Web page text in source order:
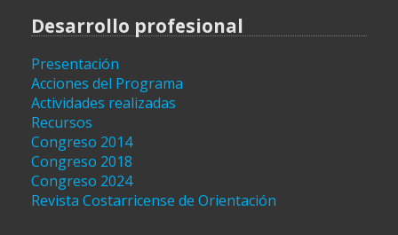
Desarrollo profesional
Presentación
Acciones del Programa
Actividades realizadas
Recursos
Congreso 2014
Congreso 2018
Congreso 2024
Revista Costarricense de Orientación